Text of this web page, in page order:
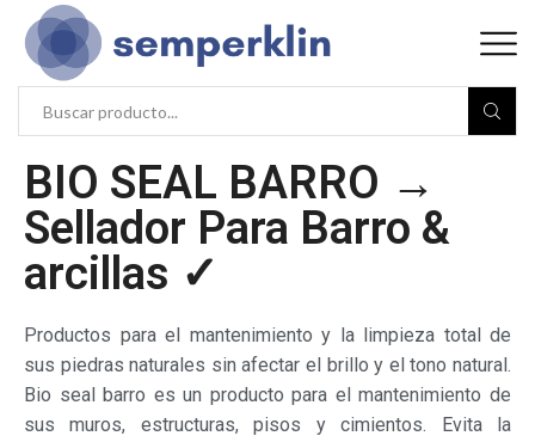
BIO SEAL BARRO →
Sellador Para Barro &
arcillas ✓
Productos para el mantenimiento y la limpieza total de
sus piedras naturales sin afectar el brillo y el tono natural.
Bio seal barro es un producto para el mantenimiento de
sus muros, estructuras, pisos y cimientos. Evita la